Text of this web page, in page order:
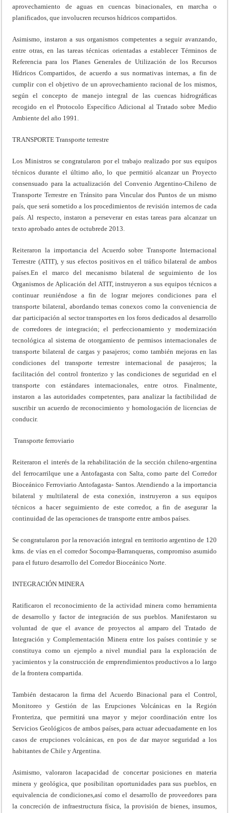
aprovechamiento de aguas en cuencas binacionales, en marcha o
planificados, que involucren recursos hídricos compartidos.
Asimismo, instaron a sus organismos competentes a seguir avanzando,
entre otras, en las tareas técnicas orientadas a establecer Términos de
Referencia para los Planes Generales de Utilización de los Recursos
Hídricos Compartidos, de acuerdo a sus normativas internas, a fin de
cumplir con el objetivo de un aprovechamiento racional de los mismos,
según el concepto de manejo integral de las cuencas hidrográficas
recogido en el Protocolo Específico Adicional al Tratado sobre Medio
Ambiente del año 1991.
TRANSPORTE Transporte terrestre
Los Ministros se congratularon por el trabajo realizado por sus equipos
técnicos durante el último año, lo que permitió alcanzar un Proyecto
consensuado para la actualización del Convenio Argentino-Chileno de
Transporte Terrestre en Tránsito para Vincular dos Puntos de un mismo
país, que será sometido a los procedimientos de revisión internos de cada
país. Al respecto, instaron a perseverar en estas tareas para alcanzar un
texto aprobado antes de octubrede 2013.
Reiteraron la importancia del Acuerdo sobre Transporte Internacional
Terrestre (ATIT), y sus efectos positivos en el tráfico bilateral de ambos
países.En el marco del mecanismo bilateral de seguimiento de los
Organismos de Aplicación del ATIT, instruyeron a sus equipos técnicos a
continuar reuniéndose a fin de lograr mejores condiciones para el
transporte bilateral, abordando temas conexos como la conveniencia de
dar participación al sector transportes en los foros dedicados al desarrollo
de corredores de integración; el perfeccionamiento y modernización
tecnológica al sistema de otorgamiento de permisos internacionales de
transporte bilateral de cargas y pasajeros; como también mejoras en las
condiciones del transporte terrestre internacional de pasajeros; la
facilitación del control fronterizo y las condiciones de seguridad en el
transporte con estándares internacionales, entre otros. Finalmente,
instaron a las autoridades competentes, para analizar la factibilidad de
suscribir un acuerdo de reconocimiento y homologación de licencias de
conducir.
Transporte ferroviario
Reiteraron el interés de la rehabilitación de la sección chileno-argentina
del ferrocarrilque une a Antofagasta con Salta, como parte del Corredor
Bioceánico Ferroviario Antofagasta- Santos. Atendiendo a la importancia
bilateral y multilateral de esta conexión, instruyeron a sus equipos
técnicos a hacer seguimiento de este corredor, a fin de asegurar la
continuidad de las operaciones de transporte entre ambos países.
Se congratularon por la renovación integral en territorio argentino de 120
kms. de vías en el corredor Socompa-Barranqueras, compromiso asumido
para el futuro desarrollo del Corredor Bioceánico Norte.
INTEGRACIÓN MINERA
Ratificaron el reconocimiento de la actividad minera como herramienta
de desarrollo y factor de integración de sus pueblos. Manifestaron su
voluntad de que el avance de proyectos al amparo del Tratado de
Integración y Complementación Minera entre los países continúe y se
constituya como un ejemplo a nivel mundial para la exploración de
yacimientos y la construcción de emprendimientos productivos a lo largo
de la frontera compartida.
También destacaron la firma del Acuerdo Binacional para el Control,
Monitoreo y Gestión de las Erupciones Volcánicas en la Región
Fronteriza, que permitirá una mayor y mejor coordinación entre los
Servicios Geológicos de ambos países, para actuar adecuadamente en los
casos de erupciones volcánicas, en pos de dar mayor seguridad a los
habitantes de Chile y Argentina.
Asimismo, valoraron lacapacidad de concertar posiciones en materia
minera y geológica, que posibilitan oportunidades para sus pueblos, en
equivalencia de condiciones,así como el desarrollo de proveedores para
la concreción de infraestructura física, la provisión de bienes, insumos,